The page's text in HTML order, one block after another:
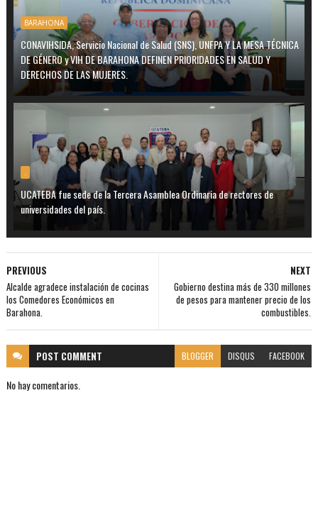
BARAHONA
CONAVIHSIDA, Servicio Nacional de Salud (SNS), UNFPA Y LA MESA TÉCNICA
DE GÉNERO y VIH DE BARAHONA DEFINEN PRIORIDADES EN SALUD Y
DERECHOS DE LAS MUJERES.
.
UCATEBA fue sede de la Tercera Asamblea Ordinaria de rectores de
universidades del país.
NEXT
Gobierno destina más de 330 millones
de pesos para mantener precio de los
combustibles.
PREVIOUS
Alcalde agradece instalación de cocinas
los Comedores Económicos en
Barahona.
POST COMMENT BLOGGER DISQUS FACEBOOK
No hay comentarios.